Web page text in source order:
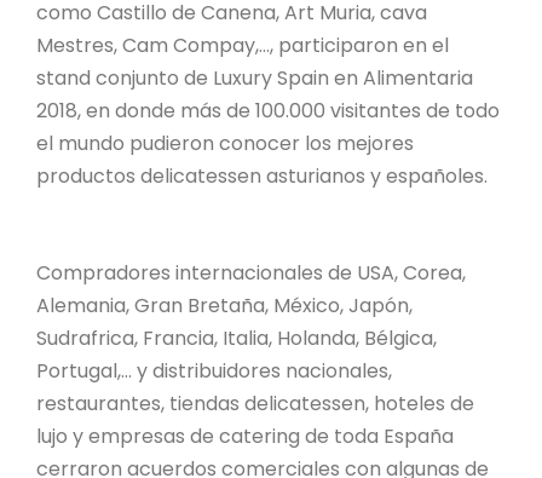
como Castillo de Canena, Art Muria, cava
Mestres, Cam Compay,…, participaron en el
stand conjunto de Luxury Spain en Alimentaria
2018, en donde más de 100.000 visitantes de todo
el mundo pudieron conocer los mejores
productos delicatessen asturianos y españoles.
Compradores internacionales de USA, Corea,
Alemania, Gran Bretaña, México, Japón,
Sudrafrica, Francia, Italia, Holanda, Bélgica,
Portugal,… y distribuidores nacionales,
restaurantes, tiendas delicatessen, hoteles de
lujo y empresas de catering de toda España
cerraron acuerdos comerciales con algunas de